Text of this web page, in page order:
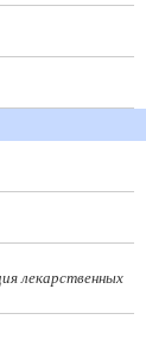
лекарственных